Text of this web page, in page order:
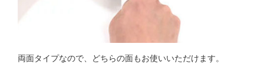
両面タイプなので、どちらの面もお使いいただけます。